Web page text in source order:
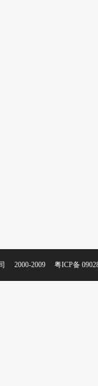
司 2000-2009 粤ICP备